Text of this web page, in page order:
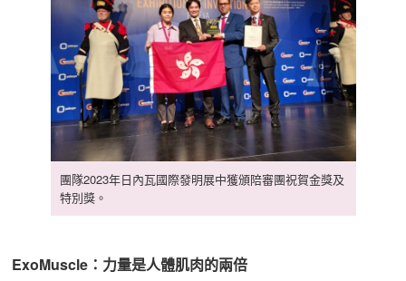
團隊2023年日內瓦國際發明展中獲頒陪審團祝賀金獎及
特別獎。
ExoMuscle：力量是人體肌肉的兩倍